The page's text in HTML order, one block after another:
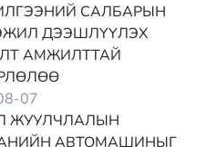
САЛБАРЫН
ДЭЭШЛҮҮЛЭХ
АМЖИЛТТАЙ
07
ЖУУЛЧЛАЛЫН
АВТОМАШИНЫГ